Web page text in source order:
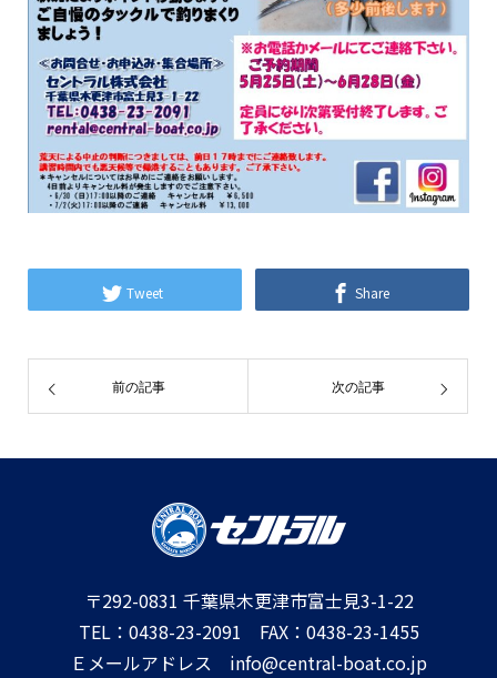
Tweet Share
前の記事 次の記事
〒292-0831 千葉県木更津市富士見3-1-22
TEL：0438-23-2091 FAX：0438-23-1455
Ｅメールアドレス info@central-boat.co.jp